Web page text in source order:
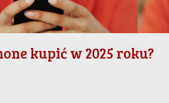
kupić w 2025 roku?